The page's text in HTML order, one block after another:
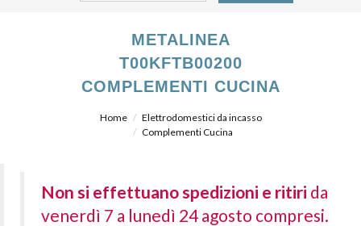
METALINEA
T00KFTB00200
COMPLEMENTI CUCINA
Home
Elettrodomestici da incasso
Complementi Cucina
Non si effettuano spedizioni e ritiri da
venerdì 7 a lunedì 24 agosto compresi.